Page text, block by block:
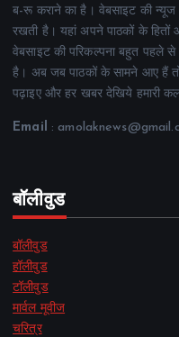
ब-रू कराने का है। वेबसाइट की न्यूज
रखती है। यहां अपने पाठकों के हितों
वेबसाइट की परिकल्पना बहुत पहले
है। अब जब पाठकों के सामने आए हैं
पढ़ाइए और हर खबर देखिये हमारी
Email :
बॉलीवुड
बॉलीवुड
हॉलीवुड
टॉलीवुड
मार्वल मूवीज
चरित्र